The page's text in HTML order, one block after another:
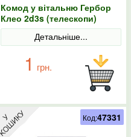
Комод у вітальню Гербор
Клео 2d3s (телескопи)
Білий
Детальніше...
1 грн.
Код:47331